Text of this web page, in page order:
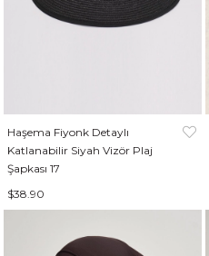
Haşema Fiyonk Detaylı
Katlanabilir Siyah Vizör Plaj
Şapkası 17
$38.90